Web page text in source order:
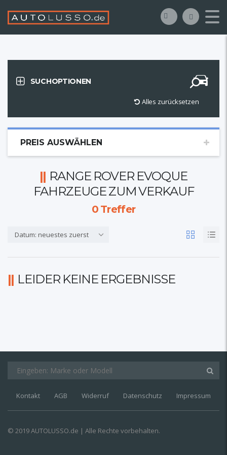
SUCHOPTIONEN
Alles zurücksetzen
PREIS AUSWÄHLEN
RANGE ROVER EVOQUE
FAHRZEUGE ZUM VERKAUF
0Treffer
Datum: neuestes zuerst
LEIDER KEINE ERGEBNISSE
Kontakt AGB Widerruf Datenschutz Impressum
© 2019 AUTOLUSSO.de | Alle Rechte vorbehalten.